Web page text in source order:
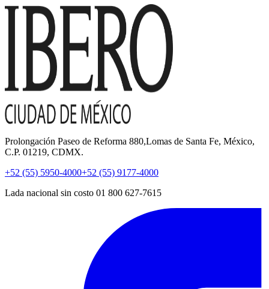
Prolongación Paseo de Reforma 880,Lomas de Santa Fe, México,
C.P. 01219, CDMX.
+52 (55) 5950-4000+52 (55) 9177-4000
Lada nacional sin costo 01 800 627-7615